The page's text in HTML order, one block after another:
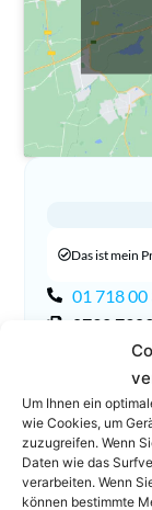
Um Ihnen ein
wie Cookies, um
zuzugreifen. Wenn
Daten wie das
verarbeiten. Wenn
können bestimmte
Das ist mein
01 718
0732